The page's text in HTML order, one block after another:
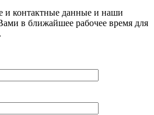
и контактные данные и наши
в ближайшее рабочее время для